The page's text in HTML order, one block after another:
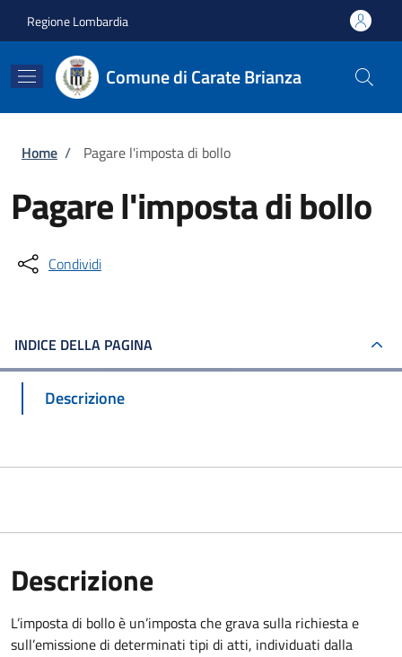
Regione Lombardia
Comune di Carate Brianza
Briciole di pane
Home / Pagare l'imposta di bollo
Pagare l'imposta di bollo
Condividi
INDICE DELLA PAGINA
Descrizione
Descrizione
L’imposta di bollo è un’imposta che grava sulla richiesta e
sull’emissione di determinati tipi di atti, individuati dalla